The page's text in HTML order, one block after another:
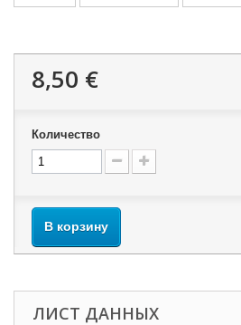
8,50 €
Количество
В корзину
ЛИСТ ДАННЫХ